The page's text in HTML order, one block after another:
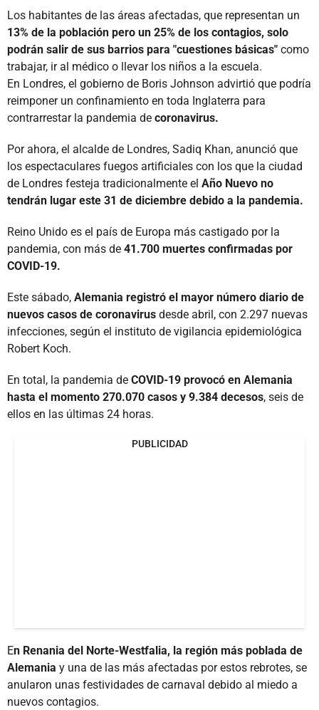
Los habitantes de las áreas afectadas, que representan un
13% de la población pero un 25% de los contagios, solo
podrán salir de sus barrios para "cuestiones básicas" como
trabajar, ir al médico o llevar los niños a la escuela.
En Londres, el gobierno de Boris Johnson advirtió que podría
reimponer un confinamiento en toda Inglaterra para
contrarrestar la pandemia de coronavirus.
Por ahora, el alcalde de Londres, Sadiq Khan, anunció que
los espectaculares fuegos artificiales con los que la ciudad
de Londres festeja tradicionalmente el Año Nuevo no
tendrán lugar este 31 de diciembre debido a la pandemia.
Reino Unido es el país de Europa más castigado por la
pandemia, con más de 41.700 muertes confirmadas por
COVID-19.
Este sábado, Alemania registró el mayor número diario de
nuevos casos de coronavirus desde abril, con 2.297 nuevas
infecciones, según el instituto de vigilancia epidemiológica
Robert Koch.
En total, la pandemia de COVID-19 provocó en Alemania
hasta el momento 270.070 casos y 9.384 decesos, seis de
ellos en las últimas 24 horas.
PUBLICIDAD
En Renania del Norte-Westfalia, la región más poblada de
Alemania y una de las más afectadas por estos rebrotes, se
anularon unas festividades de carnaval debido al miedo a
nuevos contagios.